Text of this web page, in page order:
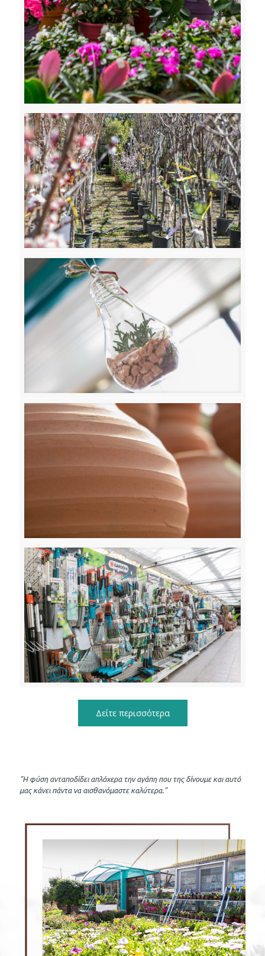
Δείτε περισσότερα
"Η φύση ανταποδίδει απλόχερα την αγάπη που της δίνουμε και αυτό
μας κάνει πάντα να αισθανόμαστε καλύτερα."